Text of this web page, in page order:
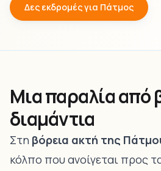
Δες εκδρομές για Πάτμος
Μια παραλία από
διαμάντια
Στη βόρεια ακτή της
κόλπο που ανοίγεται προς